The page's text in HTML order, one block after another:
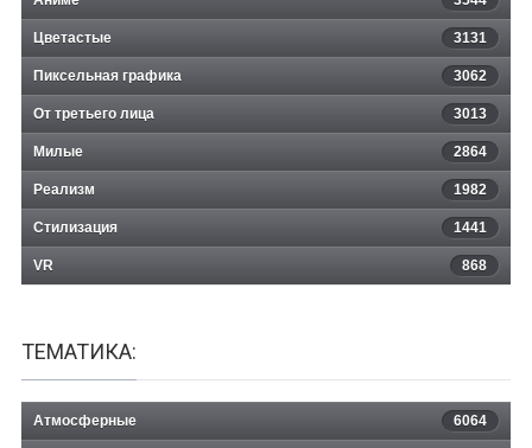
Цветастые 3131
Пиксельная графика 3062
От третьего лица 3013
Милые 2864
Реализм 1982
Стилизация 1441
VR 868
ТЕМАТИКА:
Атмосферные 6064